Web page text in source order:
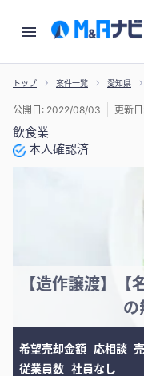
トップ 案件一覧 愛知県
飲食業
本人確認済
公開日: 2022/08/03 更新
【造作譲渡】【
の
希望売却金額 応相談
従業員数 社員なし